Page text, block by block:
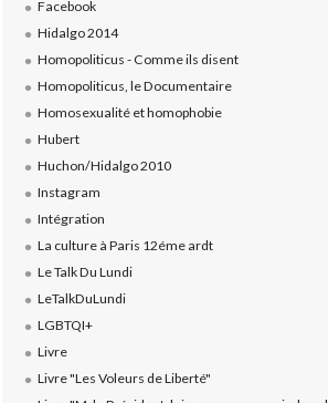
Facebook
Hidalgo 2014
Homopoliticus - Comme ils disent
Homopoliticus, le Documentaire
Homosexualité et homophobie
Hubert
Huchon/Hidalgo 2010
Instagram
Intégration
La culture à Paris 12éme ardt
Le Talk Du Lundi
LeTalkDuLundi
LGBTQI+
Livre
Livre "Les Voleurs de Liberté"